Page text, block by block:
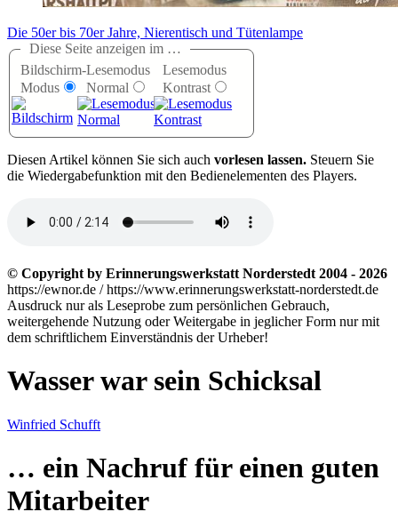
Die 50er bis 70er Jahre, Nierentisch und Tütenlampe
Diese Seite anzeigen im …
Bildschirm-
Modus
Lesemodus
Normal
Lesemodus
Kontrast
Diesen Artikel können Sie sich auch vorlesen lassen. Steuern Sie
die Wiedergabefunktion mit den Bedienelementen des Players.
© Copyright by Erinnerungswerkstatt Norderstedt 2004 - 2026
https://ewnor.de / https://www.erinnerungswerkstatt-norderstedt.de
Ausdruck nur als Leseprobe zum persönlichen Gebrauch,
weitergehende Nutzung oder Weitergabe in jeglicher Form nur mit
dem schriftlichem Einverständnis der Urheber!
Wasser war sein Schicksal
Winfried Schufft
… ein Nachruf für einen guten
Mitarbeiter